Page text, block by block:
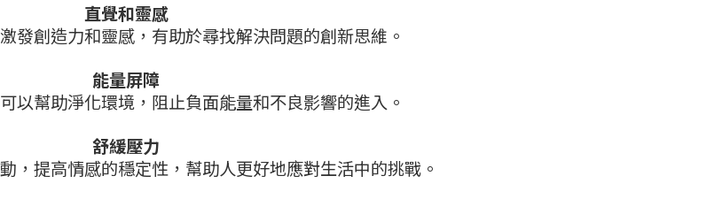
直覺和靈感
發創造力和靈感，有助於尋找解決問題的創新思維。
能量屏障
以幫助淨化環境，阻止負面能量和不良影響的進入。
舒緩壓力
，提高情感的穩定性，幫助人更好地應對生活中的挑戰。